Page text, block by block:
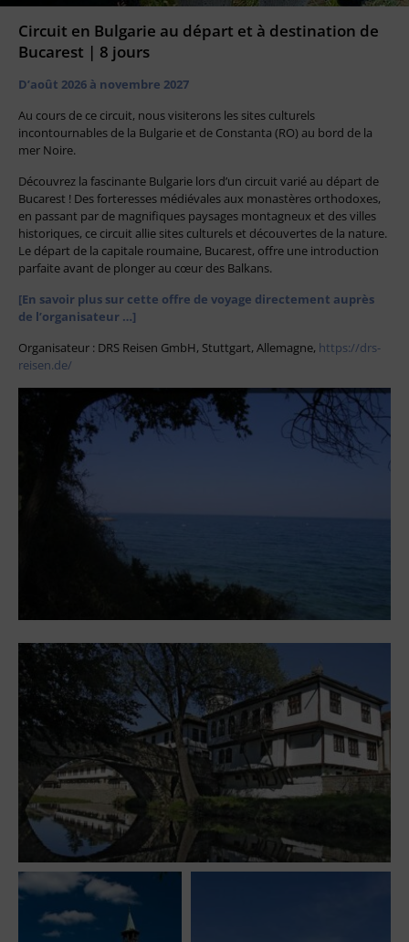
Circuit en Bulgarie au départ et à destination de
Bucarest | 8 jours
D’août 2026 à novembre 2027
Au cours de ce circuit, nous visiterons les sites culturels
incontournables de la Bulgarie et de Constanta (RO) au bord de la
mer Noire.
Découvrez la fascinante Bulgarie lors d’un circuit varié au départ de
Bucarest ! Des forteresses médiévales aux monastères orthodoxes,
en passant par de magnifiques paysages montagneux et des villes
historiques, ce circuit allie sites culturels et découvertes de la nature.
Le départ de la capitale roumaine, Bucarest, offre une introduction
parfaite avant de plonger au cœur des Balkans.
[En savoir plus sur cette offre de voyage directement auprès
de l’organisateur …]
Organisateur : DRS Reisen GmbH, Stuttgart, Allemagne, https://drs-
reisen.de/